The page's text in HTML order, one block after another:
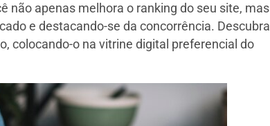
não apenas melhora o ranking do seu site, mas
e destacando-se da concorrência. Descubra
colocando-o na vitrine digital preferencial do